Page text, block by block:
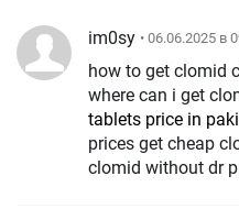
im0sy • 06.06.2025 в
how to get clomid
where can i get
tablets price in
prices get cheap
clomid without dr